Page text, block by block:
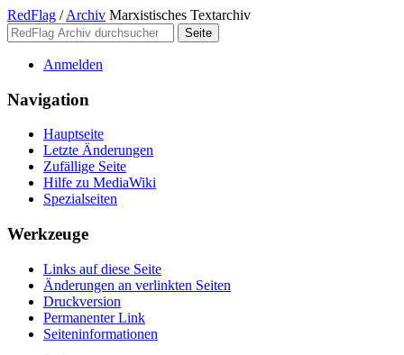
RedFlag / Archiv Marxistisches Textarchiv
Anmelden
Navigation
Hauptseite
Letzte Änderungen
Zufällige Seite
Hilfe zu MediaWiki
Spezialseiten
Werkzeuge
Links auf diese Seite
Änderungen an verlinkten Seiten
Druckversion
Permanenter Link
Seiten­­informationen